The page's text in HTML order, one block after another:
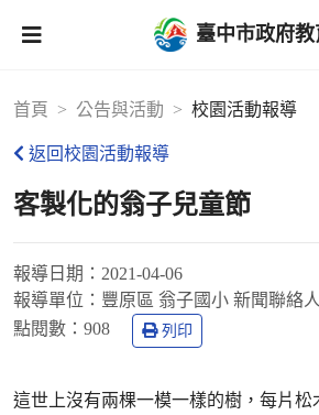
臺中市政府
首頁 公告與活動 校園活動報導
返回校園活動報導
客製化的翁子兒童節
報導日期： 2021-04-06
報導單位： 豐原區 翁子國小 新聞聯絡人
點閱數： 908 列印
這世上沒有兩棵一模一樣的樹，每片松